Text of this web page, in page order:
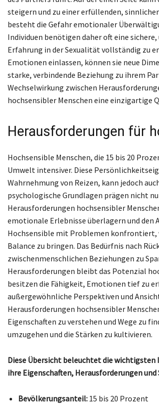
steigern und zu einer erfüllenden,
besteht die Gefahr emotionaler
Individuen benötigen daher oft eine
Erfahrung in der Sexualität vollständig zu
Emotionen einlassen, können sie neue
starke, verbindende Beziehung zu ihrem
Wechselwirkung zwischen
hochsensibler Menschen eine einzigartige
Herausforderungen für
Hochsensible Menschen, die 15 bis 20
Umwelt intensiver. Diese
Wahrnehmung von Reizen, kann jedoch
psychologische Grundlagen prägen nicht
Herausforderungen hochsensibler
emotionale Erlebnisse überlagern und den
Hochsensible mit Problemen konfrontiert,
Balance zu bringen. Das Bedürfnis nach
zwischenmenschlichen Beziehungen zu
Herausforderungen bleibt das Potenzial
besitzen die Fähigkeit, Emotionen tief zu
außergewöhnliche Perspektiven und
Herausforderungen hochsensibler
Eigenschaften zu verstehen und Wege zu
umzugehen und die Stärken zu kultivieren.
Diese Übersicht beleuchtet die
ihre Eigenschaften, Herausforderungen und
Bevölkerungsanteil:15 bis 20 Prozent